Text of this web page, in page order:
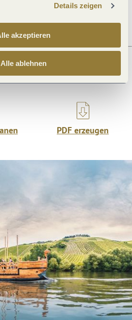
Details zeigen
akzeptieren
Alle ablehnen
PDF erzeugen